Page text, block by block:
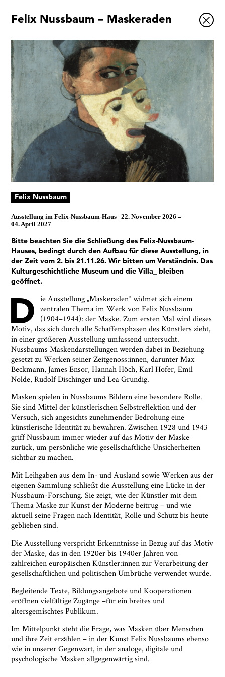
Felix Nussbaum – Maskeraden
Felix Nussbaum
Ausstellung imFelix-Nussbaum-Haus 22. November 2026 –
04. April 2027
Bitte beachten Sie die Schließung des Felix-Nussbaum-
Hauses, bedingt durch den Aufbau für diese Ausstellung, in
der Zeit vom 2. bis 21.11.26. Wir bitten um Verständnis. Das
Kulturgeschichtliche Museum und die Villa_ bleiben
geöffnet.
D ie Ausstellung „Maskeraden“ widmet sich einem
zentralen Thema im Werk von Felix Nussbaum
(1904–1944): der Maske. Zum ersten Mal wird dieses
Motiv, das sich durch alle Schaffensphasen des Künstlers zieht,
in einer größeren Ausstellung umfassend untersucht.
Nussbaums Maskendarstellungen werden dabei in Beziehung
gesetzt zu Werken seiner Zeitgenoss:innen, darunter Max
Beckmann, James Ensor, Hannah Höch, Karl Hofer, Emil
Nolde, Rudolf Dischinger und Lea Grundig.
Masken spielen in Nussbaums Bildern eine besondere Rolle.
Sie sind Mittel der künstlerischen Selbstreflektion und der
Versuch, sich angesichts zunehmender Bedrohung eine
künstlerische Identität zu bewahren. Zwischen 1928 und 1943
griff Nussbaum immer wieder auf das Motiv der Maske
zurück, um persönliche wie gesellschaftliche Unsicherheiten
sichtbar zu machen.
Mit Leihgaben aus dem In- und Ausland sowie Werken aus der
eigenen Sammlung schließt die Ausstellung eine Lücke in der
Nussbaum-Forschung. Sie zeigt, wie der Künstler mit dem
Thema Maske zur Kunst der Moderne beitrug – und wie
aktuell seine Fragen nach Identität, Rolle und Schutz bis heute
geblieben sind.
Die Ausstellung verspricht Erkenntnisse in Bezug auf das Motiv
der Maske, das in den 1920er bis 1940er Jahren von
zahlreichen europäischen Künstler:innen zur Verarbeitung der
gesellschaftlichen und politischen Umbrüche verwendet wurde.
Begleitende Texte, Bildungsangebote und Kooperationen
eröffnen vielfältige Zugänge –für ein breites und
altersgemischtes Publikum.
Im Mittelpunkt steht die Frage, was Masken über Menschen
und ihre Zeit erzählen – in der Kunst Felix Nussbaums ebenso
wie in unserer Gegenwart, in der analoge, digitale und
psychologische Masken allgegenwärtig sind.
Veranstaltungen
Museumsquartier
Vermittlung
Besuch
Kontakt
Ja, ich bin damit einverstanden, dass das
Museumsquartier Osnabrück die oben
angegebenen Informationen speichert, um mir den
Zustimmung jederzeit widerrufen und die
Informationen aus den Systemen des
Museumsquartiers Osnabrück löschen lassen. Es
besteht ein Beschwerderecht bei einer
Aufsichtsbehörde für Datenschutz. Weitere
Informationen siehe:Datenschutz-Seite.*
1x